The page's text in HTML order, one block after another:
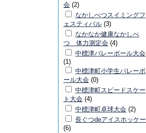
会 (2)
なかしべつスイミングフ
ェスティバル (3)
なかなか健康なかしべ
つ 体力測定会 (4)
中標津バレーボール大会
(1)
中標津町小学生バレーボ
ール大会 (0)
中標津町スピードスケー
ト大会 (4)
中標津町卓球大会 (2)
長ぐつdeアイスホッケー
(6)